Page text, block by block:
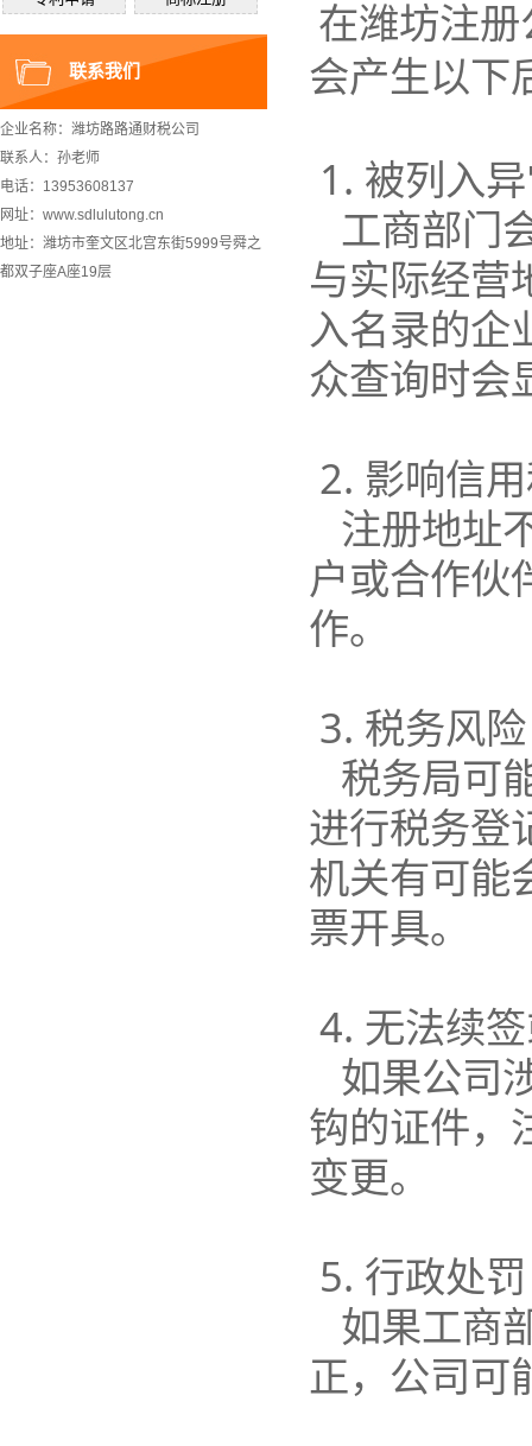
联系我们
企业名称：潍坊路路通财税公司
联系人：孙老师
电话：13953608137
网址：www.sdlulutong.cn
地址：潍坊市奎文区北宫东街5999号舜之
都双子座A座19层
在潍坊注
会产生以下
1. 被列入
工商部门
与实际经营
入名录的企
众查询时会
2. 影响信
注册地址
户或合作伙
作。
3. 税务风险
税务局可
进行税务登
机关有可能
票开具。
4. 无法续
如果公司
钩的证件，
变更。
5. 行政处罚
如果工商
正，公司可